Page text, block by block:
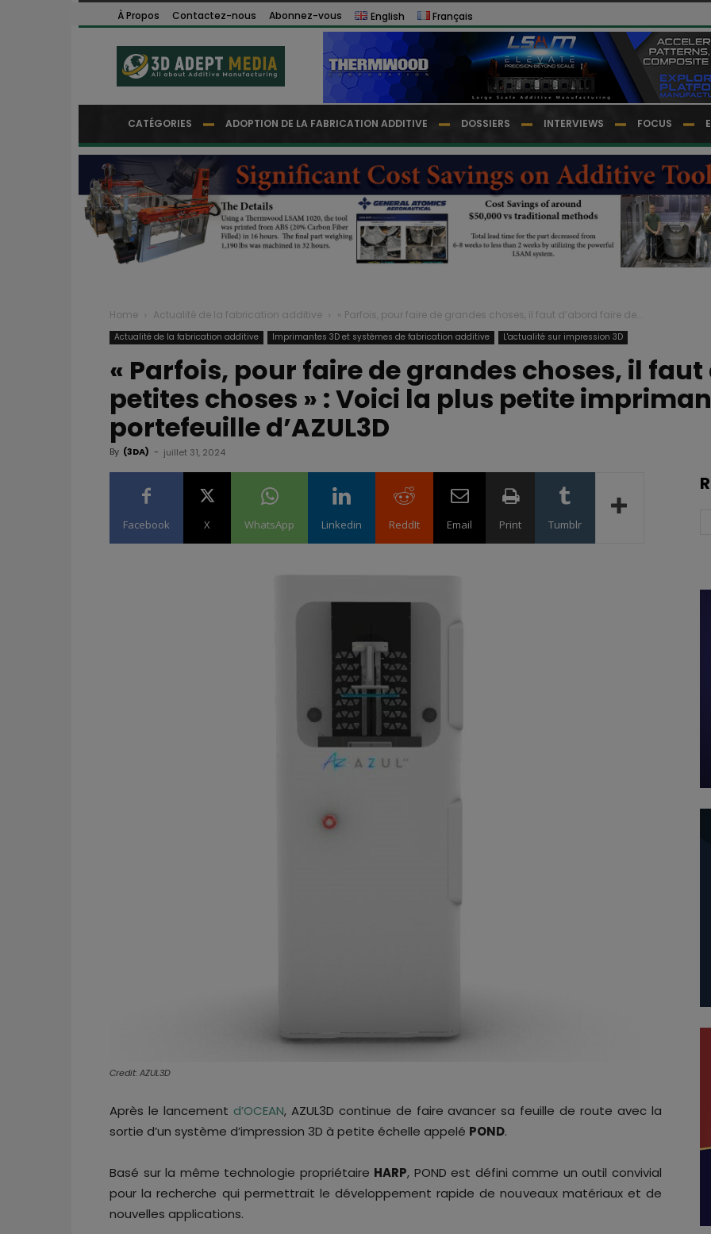
À Propos Contactez-nous Abonnez-vous English Français
CATÉGORIES ADOPTION DE LA FABRICATION ADDITIVE DOSSIERS INTERVIEWS FOCUS
Home Actualité de la fabrication additive « Parfois, pour faire de grandes choses, il faut d’abord faire de...
Actualité de la fabrication additive Imprimantes 3D et systèmes de fabrication additive L'actualité sur impression 3D
« Parfois, pour faire de grandes choses, il
petites choses » : Voici la plus petite
portefeuille d’AZUL3D
By (3DA) - juillet 31, 2024
Facebook X WhatsApp Linkedin ReddIt Email Print Tumblr
Credit: AZUL3D
Après le lancement d’OCEAN, AZUL3D continue de faire avancer sa feuille de route avec la
sortie d’un système d’impression 3D à petite échelle appelé POND.
Basé sur la même technologie propriétaire HARP, POND est défini comme un outil convivial
pour la recherche qui permettrait le développement rapide de nouveaux matériaux et de
nouvelles applications.